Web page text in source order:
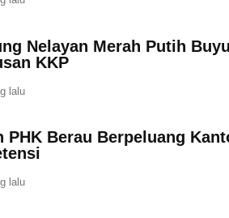
Nelayan Merah Putih
KKP
lalu
PHK Berau Berpeluang
lalu